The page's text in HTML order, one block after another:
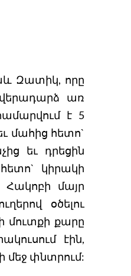
Զատիկ, որը
վերադարձ առ
է 5
մահից հետո`
եւ դրեցին
կիրակի
մայր
օծելու
մուտքի քարը
էին,
մեջ փնտրում: